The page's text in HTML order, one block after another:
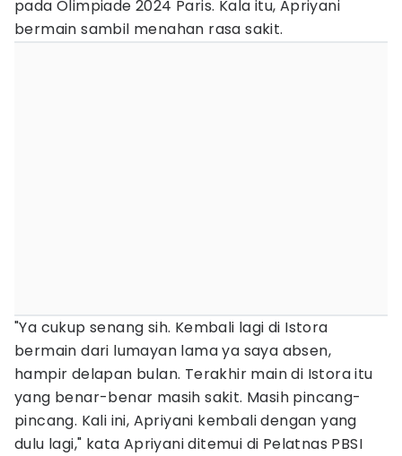
pada Olimpiade 2024 Paris. Kala itu, Apriyani
bermain sambil menahan rasa sakit.
"Ya cukup senang sih. Kembali lagi di Istora
bermain dari lumayan lama ya saya absen,
hampir delapan bulan. Terakhir main di Istora itu
yang benar-benar masih sakit. Masih pincang-
pincang. Kali ini, Apriyani kembali dengan yang
dulu lagi," kata Apriyani ditemui di Pelatnas PBSI